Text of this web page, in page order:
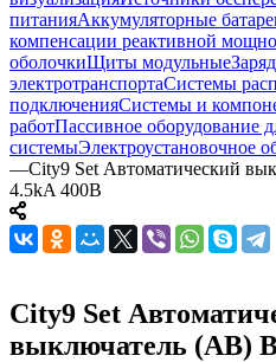
питанияАккумуляторные
компенсации реактивной
оболочкиЩиты модульные
электротранспортаСистемы
подключенияСистемы и
работПассивное оборудование
системыЭлектроустановочное
—City9 Set Автоматический
4.5kA 400В
City9 Set
выключатель (АВ)